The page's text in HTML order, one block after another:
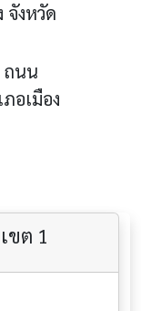
จังหวัด
ถนน
อเมือง
ขต 1